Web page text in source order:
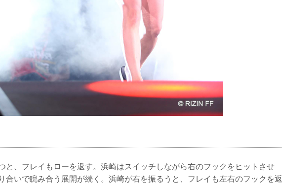
と、フレイもローを返す。浜崎はスイッチしながら右のフックをヒットさせ
合いで睨み合う展開が続く。浜崎が右を振るうと、フレイも左右のフックを返